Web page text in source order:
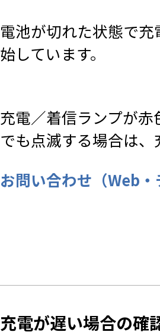
電池が切れた状態で
始しています。
充電／着信ランプが
でも点滅する場合は
お問い合わせ（Web
充電が遅い場合の確